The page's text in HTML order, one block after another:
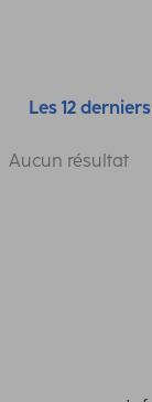
Les 12
Aucun résultat